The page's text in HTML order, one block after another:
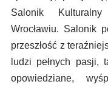
Salonik
Wrocławiu. Salonik
przeszłość z
ludzi pełnych pasji,
opowiedziane,